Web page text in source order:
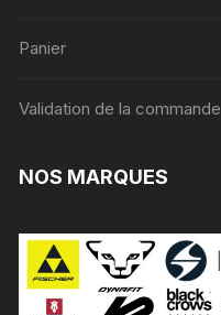
Panier
Validation de la commande
NOS MARQUES